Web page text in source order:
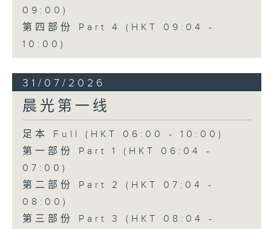
09:00)
第四部份 Part 4 (HKT 09:04 -
10:00)
31/07/2026
晨光第一线
足本 Full (HKT 06:00 - 10:00)
第一部份 Part 1 (HKT 06:04 -
07:00)
第二部份 Part 2 (HKT 07:04 -
08:00)
第三部份 Part 3 (HKT 08:04 -